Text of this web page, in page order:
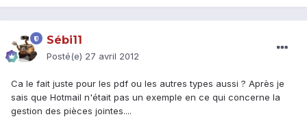
Sébi11
Posté(e) 27 avril 2012
Ca le fait juste pour les pdf ou les autres types aussi ? Après je
sais que Hotmail n'était pas un exemple en ce qui concerne la
gestion des pièces jointes....